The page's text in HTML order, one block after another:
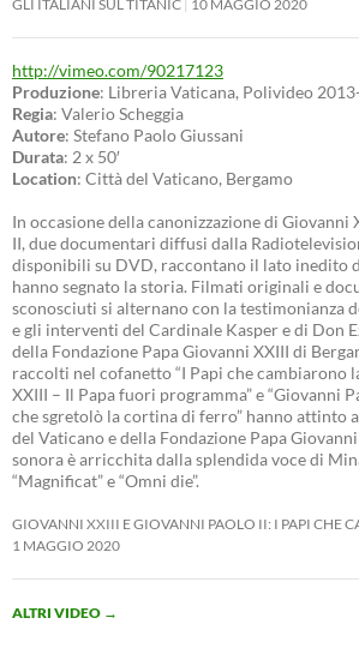
GLI ITALIANI SUL TITANIC 10 MAGGIO 2020
http://vimeo.com/90217123
Produzione: Libreria Vaticana, Polivideo
Regia: Valerio Scheggia
Autore: Stefano Paolo Giussani
Durata: 2 x 50′
Location: Città del Vaticano, Bergamo
In occasione della canonizzazione di Giovanni
II, due documentari diffusi dalla
disponibili su DVD, raccontano il lato inedito
hanno segnato la storia. Filmati originali e
sconosciuti si alternano con la testimonianza
e gli interventi del Cardinale Kasper e di Don
della Fondazione Papa Giovanni XXIII di
raccolti nel cofanetto “I Papi che cambiarono
XXIII – Il Papa fuori programma” e “Giovanni
che sgretolò la cortina di ferro” hanno attinto
del Vaticano e della Fondazione Papa
sonora è arricchita dalla splendida voce di
“Magnificat” e “Omni die”.
GIOVANNI XXIII E GIOVANNI PAOLO II: I PAPI CHE
1 MAGGIO 2020
ALTRI VIDEO →